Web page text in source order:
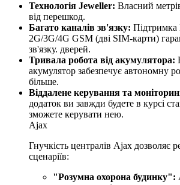
Технологія Jeweller: Власний
від перешкод.
Багато каналів зв'язку: Підтримка
2G/3G/4G GSM (дві SIM-карти)
зв'язку. дверей.
Тривала робота від акумулятора:
акумулятор забезпечує автономну
більше.
Віддалене керування та
додаток ви завжди будете в курсі
зможете керувати нею.
Ajax
Гнучкість централів Ajax дозволяє
сценаріїв:
"Розумна охорона будинку":